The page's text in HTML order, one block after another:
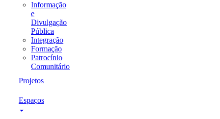
Informação
e
Divulgação
Pública
Integração
Formação
Patrocínio
Comunitário
Projetos
Espaços